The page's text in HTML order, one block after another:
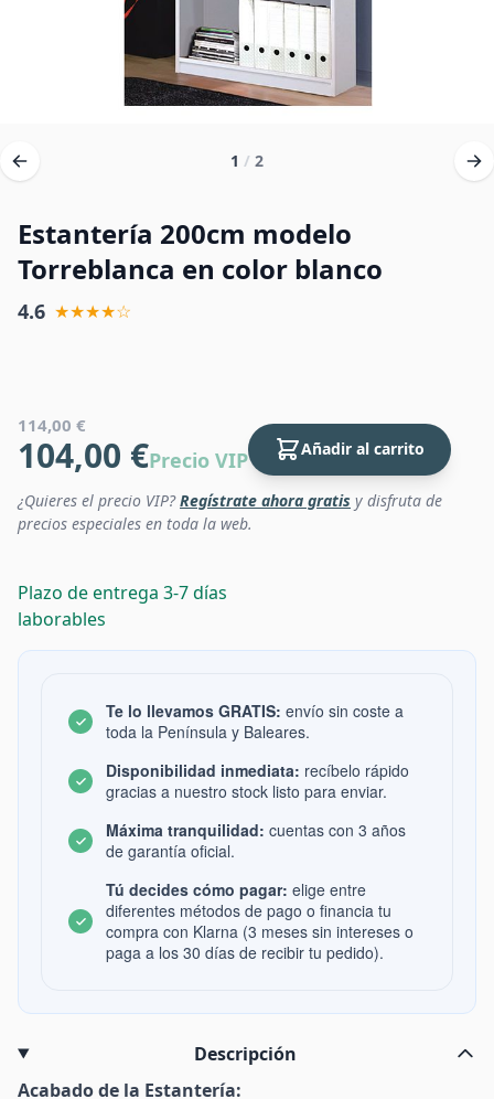
1 / 2
Estantería 200cm modelo
Torreblanca en color blanco
4.6 ★★★★☆
114,00 €
104,00 €Precio VIP Añadir al carrito
¿Quieres el precio VIP?Regístrate ahora gratis y disfruta de
precios especiales en toda la web.
Plazo de entrega 3-7 días
laborables
Te lo llevamos GRATIS: envío sin coste a
toda la Península y Baleares.
Disponibilidad inmediata: recíbelo rápido
gracias a nuestro stock listo para enviar.
Máxima tranquilidad: cuentas con 3 años
de garantía oficial.
Tú decides cómo pagar: elige entre
diferentes métodos de pago o financia tu
compra con Klarna (3 meses sin intereses o
paga a los 30 días de recibir tu pedido).
Descripción
Acabado de la Estantería: